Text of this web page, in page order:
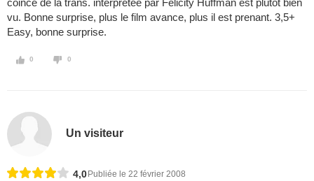
coincé de la trans. interprétée par Felicity Huffman est plutôt bien
vu. Bonne surprise, plus le film avance, plus il est prenant. 3,5+
Easy, bonne surprise.
0 0
Un visiteur
4,0 Publiée le 22 février 2008